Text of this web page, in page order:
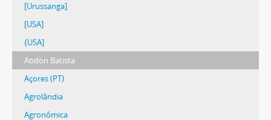
[Urussanga]
[USA]
{USA]
Abdon Batista
Açores (PT)
Agrolândia
Agronômica